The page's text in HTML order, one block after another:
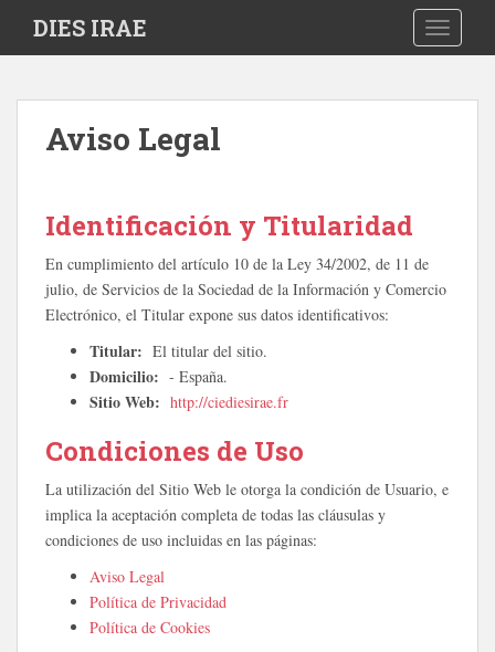
i
DIES IRAE
Aviso Legal
Identificación y Titularidad
En cumplimiento del artículo 10 de la Ley 34/2002, de 11 de
julio, de Servicios de la Sociedad de la Información y Comercio
Electrónico, el Titular expone sus datos identificativos:
Titular: El titular del sitio.
Domicilio: - España.
Sitio Web: http://ciediesirae.fr
Condiciones de Uso
La utilización del Sitio Web le otorga la condición de Usuario, e
implica la aceptación completa de todas las cláusulas y
condiciones de uso incluidas en las páginas:
Aviso Legal
Política de Privacidad
Política de Cookies